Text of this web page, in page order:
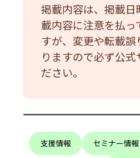
掲載内容は、掲載日
載内容に注意を払っ
すが、変更や転載
りますので必ず公式
ださい。
支援情報 セミナー情報